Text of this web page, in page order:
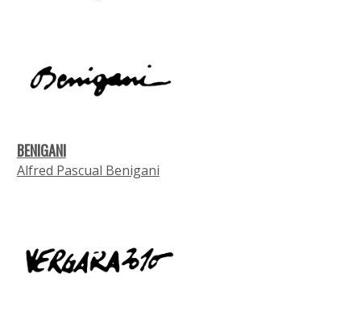
BENIGANI
Alfred Pascual Benigani